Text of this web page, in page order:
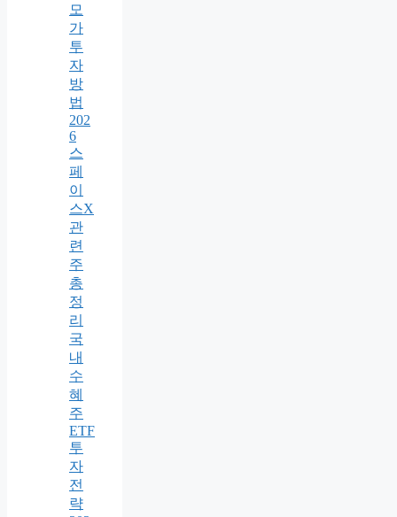
모
가
투
자
방
법
202
6
스
페
이
스X
관
련
주
총
정
리
국
내
수
혜
주
ETF
투
자
전
략